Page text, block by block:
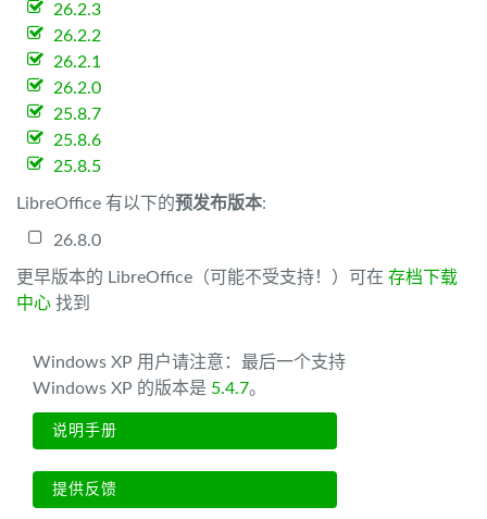
26.2.3
26.2.2
26.2.1
26.2.0
25.8.7
25.8.6
25.8.5
LibreOffice 有以下的预发布版本:
26.8.0
更早版本的 LibreOffice（可能不受支持！）可在 存档下载
中心 找到
Windows XP 用户请注意：最后一个支持
Windows XP 的版本是 5.4.7。
说明手册
提供反馈